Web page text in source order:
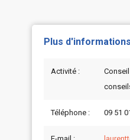
Plus d'informations
Activité :
Téléphone : 09 51